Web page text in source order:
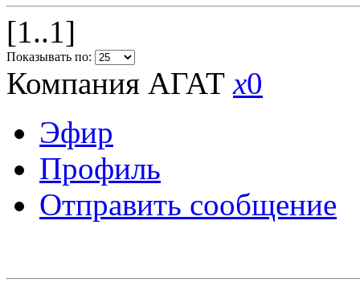
[1..1]
Показывать по:
Компания АГАТx0
Эфир
Профиль
Отправить сообщение